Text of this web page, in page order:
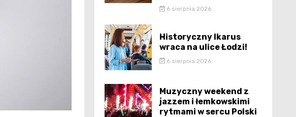
6 sierpnia 2026
Historyczny Ikarus
wraca na ulice Łodzi!
6 sierpnia 2026
Muzyczny weekend z
jazzem i łemkowskimi
rytmami w sercu Polski